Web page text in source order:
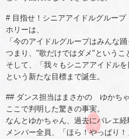
# 目指せ！シニアアイドルグループ
ホリーは、
「今のアイドルグループはみんな踊
つまり、"歌だけではダメ"というこ
そして、「我々もシニアアイドルを
という新たな目標まで誕生。
## ダンス担当はまさかの ゆかち
ここで判明した驚きの事実。
なんとゆかちゃん、過去にバレエ
メンバー全員、「ほら！やっぱり！